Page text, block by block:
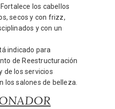
los cabellos
secos y con frizz,
y con un
indicado para
de Reestructuración
de los servicios
los salones de belleza.